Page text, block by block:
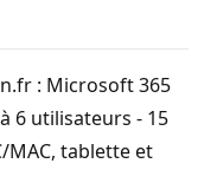
: Microsoft 365
6 utilisateurs - 15
MAC, tablette et